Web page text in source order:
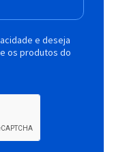
e deseja
os produtos do